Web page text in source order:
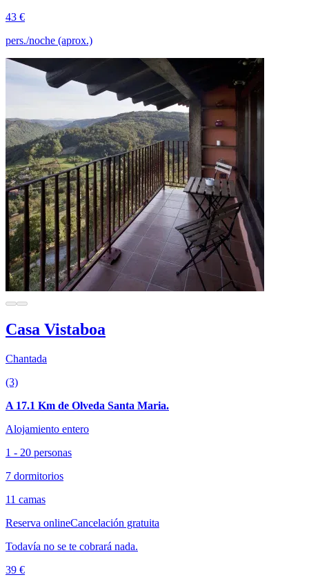
43 €
pers./noche (aprox.)
Casa Vistaboa
Chantada
(3)
A 17.1 Km de Olveda Santa Maria.
Alojamiento entero
1 - 20 personas
7 dormitorios
11 camas
Reserva onlineCancelación gratuita
Todavía no se te cobrará nada.
39 €